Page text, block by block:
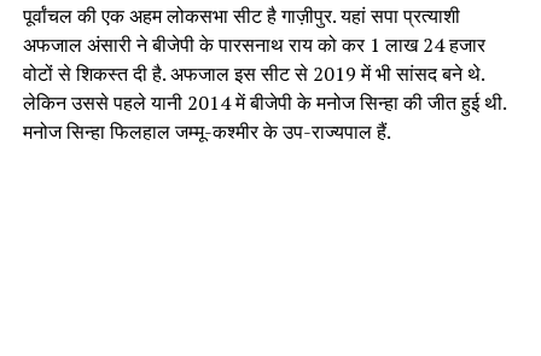
पूर्वांचल की एक अहम लोकसभा सीट है गाज़ीपुर. यहां सपा प्रत्याशी
अफजाल अंसारी ने बीजेपी के पारसनाथ राय को कर 1 लाख 24 हजार
वोटों से शिकस्त दी है. अफजाल इस सीट से 2019 में भी सांसद बने थे.
लेकिन उससे पहले यानी 2014 में बीजेपी के मनोज सिन्हा की जीत हुई थी.
मनोज सिन्हा फिलहाल जम्मू-कश्मीर के उप-राज्यपाल हैं.